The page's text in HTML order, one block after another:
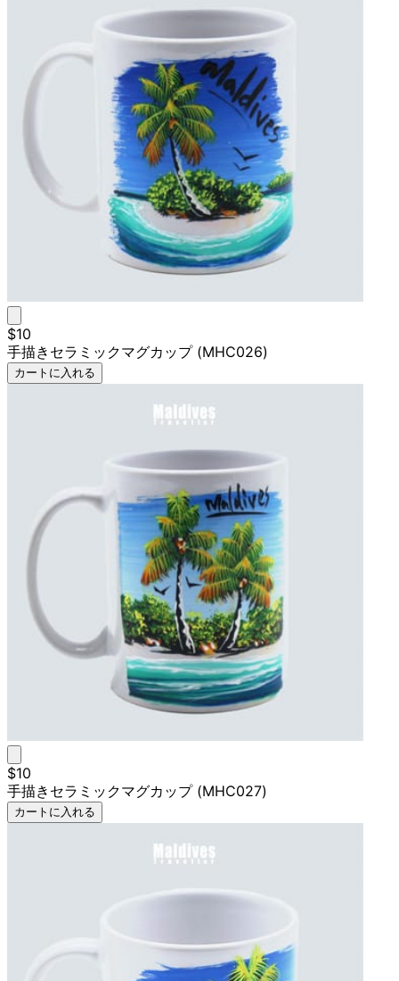
$10
手描きセラミックマグカップ (MHC026)
カートに入れる
$10
手描きセラミックマグカップ (MHC027)
カートに入れる